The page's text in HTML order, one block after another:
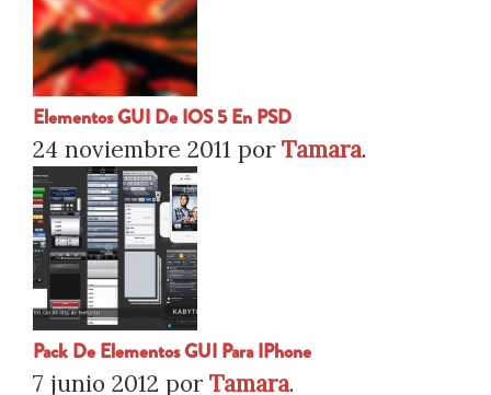
Elementos GUI De IOS 5 En PSD
24 noviembre 2011 por Tamara.
Pack De Elementos GUI Para IPhone
7 junio 2012 por Tamara.